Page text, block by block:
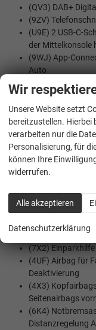
(QV3) DAB+
(9ZV)
(U9E) 2 USB-C-
der Mittelkonsole
(9WJ) App-
Auto
SICHERHEIT:
(1AS)
(7L6) Start-Stopp
(4L6)
(UG1)
""Front Assist""
(EM2)
(8T8)
(7X2)
(4UF) Airbag für
Deaktivierung
(4X3)
Seitenairbags
(6K4)
Distanzregelung
Wir
Unsere Website setzt
bereitzustellen.
verarbeiten nur die
Personalisierung, für
können Ihre
widerrufen.
Alle akzeptieren
Datenschutzerklärung